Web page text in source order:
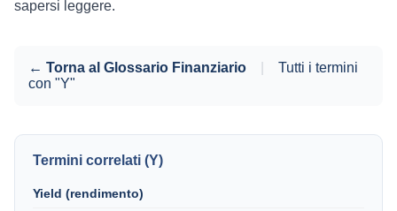
sapersi leggere.
← Torna al Glossario Finanziario
Tutti i termini
con "Y"
Termini correlati (Y)
Yield (rendimento)